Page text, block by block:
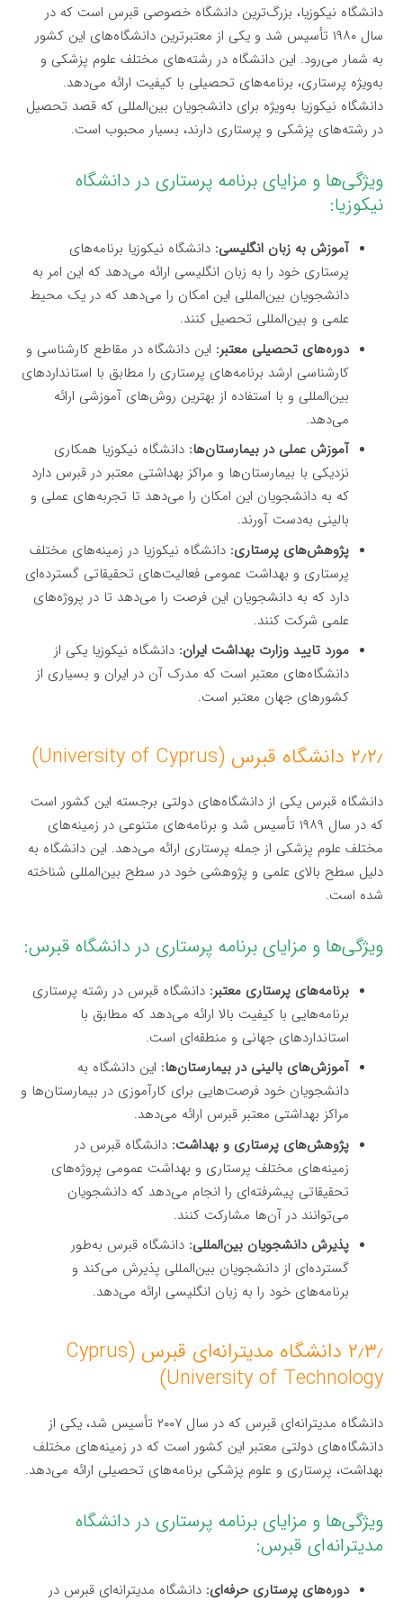
دانشگاه نیکوزیا، بزرگ‌ترین دانشگاه خصوصی قبرس است که در
سال ۱۹۸۰ تأسیس شد و یکی از معتبرترین دانشگاه‌های این کشور
به شمار می‌رود. این دانشگاه در رشته‌های مختلف علوم پزشکی و
به‌ویژه پرستاری، برنامه‌های تحصیلی با کیفیت ارائه می‌دهد.
دانشگاه نیکوزیا به‌ویژه برای دانشجویان بین‌المللی که قصد تحصیل
در رشته‌های پزشکی و پرستاری دارند، بسیار محبوب است.
ویژگی‌ها و مزایای برنامه پرستاری در دانشگاه
نیکوزیا:
آموزش به زبان انگلیسی: دانشگاه نیکوزیا برنامه‌های
پرستاری خود را به زبان انگلیسی ارائه می‌دهد که این امر به
دانشجویان بین‌المللی این امکان را می‌دهد که در یک محیط
علمی و بین‌المللی تحصیل کنند.
دوره‌های تحصیلی معتبر: این دانشگاه در مقاطع کارشناسی و
کارشناسی ارشد برنامه‌های پرستاری را مطابق با استانداردهای
بین‌المللی و با استفاده از بهترین روش‌های آموزشی ارائه
می‌دهد.
آموزش عملی در بیمارستان‌ها: دانشگاه نیکوزیا همکاری
نزدیکی با بیمارستان‌ها و مراکز بهداشتی معتبر در قبرس دارد
که به دانشجویان این امکان را می‌دهد تا تجربه‌های عملی و
بالینی به‌دست آورند.
پژوهش‌های پرستاری: دانشگاه نیکوزیا در زمینه‌های مختلف
پرستاری و بهداشت عمومی فعالیت‌های تحقیقاتی گسترده‌ای
دارد که به دانشجویان این فرصت را می‌دهد تا در پروژه‌های
علمی شرکت کنند.
مورد تایید وزارت بهداشت ایران: دانشگاه نیکوزیا یکی از
دانشگاه‌های معتبر است که مدرک آن در ایران و بسیاری از
کشورهای جهان معتبر است.
۲٫۲٫ دانشگاه قبرس (University of Cyprus)
دانشگاه قبرس یکی از دانشگاه‌های دولتی برجسته این کشور است
که در سال ۱۹۸۹ تأسیس شد و برنامه‌های متنوعی در زمینه‌های
مختلف علوم پزشکی از جمله پرستاری ارائه می‌دهد. این دانشگاه به
دلیل سطح بالای علمی و پژوهشی خود در سطح بین‌المللی شناخته
شده است.
ویژگی‌ها و مزایای برنامه پرستاری در دانشگاه قبرس:
برنامه‌های پرستاری معتبر: دانشگاه قبرس در رشته پرستاری
برنامه‌هایی با کیفیت بالا ارائه می‌دهد که مطابق با
استانداردهای جهانی و منطقه‌ای است.
آموزش‌های بالینی در بیمارستان‌ها: این دانشگاه به
دانشجویان خود فرصت‌هایی برای کارآموزی در بیمارستان‌ها و
مراکز بهداشتی معتبر قبرس ارائه می‌دهد.
پژوهش‌های پرستاری و بهداشت: دانشگاه قبرس در
زمینه‌های مختلف پرستاری و بهداشت عمومی پروژه‌های
تحقیقاتی پیشرفته‌ای را انجام می‌دهد که دانشجویان
می‌توانند در آن‌ها مشارکت کنند.
پذیرش دانشجویان بین‌المللی: دانشگاه قبرس به‌طور
گسترده‌ای از دانشجویان بین‌المللی پذیرش می‌کند و
برنامه‌های خود را به زبان انگلیسی ارائه می‌دهد.
۲٫۳٫ دانشگاه مدیترانه‌ای قبرس (Cyprus
University of Technology)
دانشگاه مدیترانه‌ای قبرس که در سال ۲۰۰۷ تأسیس شد، یکی از
دانشگاه‌های دولتی معتبر این کشور است که در زمینه‌های مختلف
بهداشت، پرستاری و علوم پزشکی برنامه‌های تحصیلی ارائه می‌دهد.
ویژگی‌ها و مزایای برنامه پرستاری در دانشگاه
مدیترانه‌ای قبرس:
دوره‌های پرستاری حرفه‌ای: دانشگاه مدیترانه‌ای قبرس در